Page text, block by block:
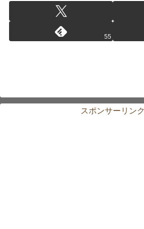
55
スポンサーリンク